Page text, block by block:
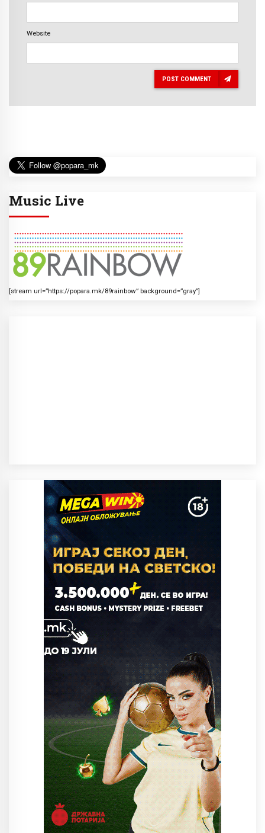
Website
POST COMMENT
Music Live
[stream url=”https://popara.mk/89rainbow” background=”gray”]